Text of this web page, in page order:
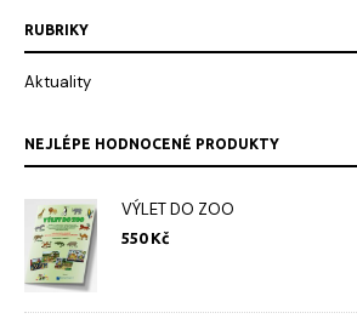
RUBRIKY
Aktuality
NEJLÉPE HODNOCENÉ PRODUKTY
VÝLET DO ZOO
550 Kč